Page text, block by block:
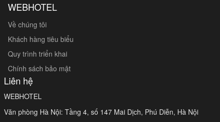
WEBHOTEL
Về chúng tôi
Khách hàng tiêu biểu
Quy trình triển khai
Chính sách bảo mật
Liên hệ
WEBHOTEL
Văn phòng Hà Nội: Tầng 4, số 147 Mai Dịch, Phú Diễn, Hà Nội